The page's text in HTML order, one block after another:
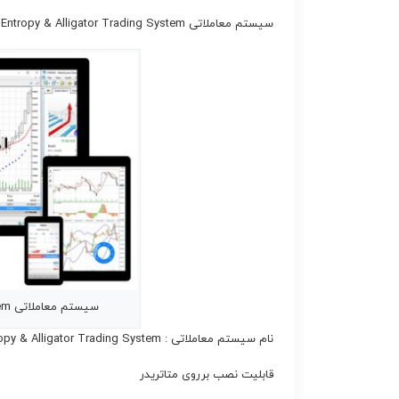
سیستم معاملاتی Entropy & Alligator Trading System
سیستم معاملاتی Entropy & Alligator Trading System
نام سیستم معاملاتی : Entropy & Alligator Trading System
قابلیت نصب برروی متاتریدر